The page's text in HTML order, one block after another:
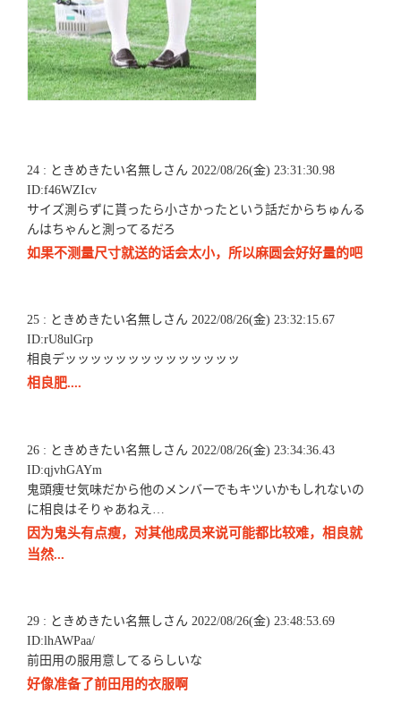
24 : ときめきたい名無しさん 2022/08/26(金) 23:31:30.98
ID:f46WZIcv
サイズ測らずに貰ったら小さかったという話だからちゅんる
んはちゃんと測ってるだろ
如果不测量尺寸就送的话会太小，所以麻圆会好好量的吧
25 : ときめきたい名無しさん 2022/08/26(金) 23:32:15.67
ID:rU8ulGrp
相良デッッッッッッッッッッッッッッ
相良肥....
26 : ときめきたい名無しさん 2022/08/26(金) 23:34:36.43
ID:qjvhGAYm
鬼頭痩せ気味だから他のメンバーでもキツいかもしれないの
に相良はそりゃあねえ…
因为鬼头有点瘦，对其他成员来说可能都比较难，相良就
当然...
29 : ときめきたい名無しさん 2022/08/26(金) 23:48:53.69
ID:lhAWPaa/
前田用の服用意してるらしいな
好像准备了前田用的衣服啊